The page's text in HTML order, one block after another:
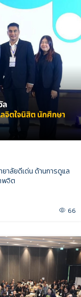
าลัยดีเด่น ด้านการดูแล
พจิต
66